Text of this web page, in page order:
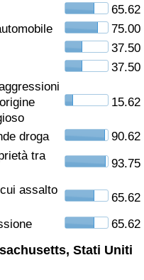
65.62
75.00
37.50
37.50
15.62
droga
90.62
tra
93.75
assalto
65.62
65.62
Stati Uniti
(Corrente)
per